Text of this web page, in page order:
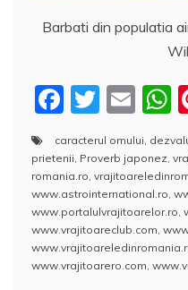
Barbati din populatia
F
c
e
b
o
o
T
w
itt
er
E
m
ai
l
h
s
p
p
caracterul omului,
prietenii, Proverb japonez,
romania.ro,
www.astrointernational.ro,
www.portalulvrajitoarelor.ro,
www.vrajitoareclub.com,
www.vrajitoarero.com,